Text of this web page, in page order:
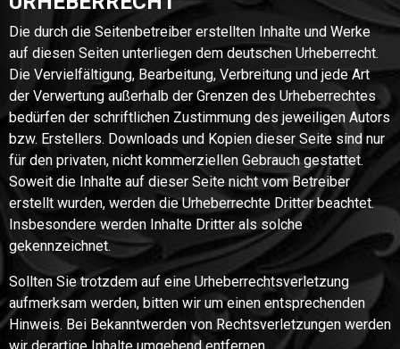
Die durch die Seitenbetreiber erstellten Inhalte und Werke
auf diesen Seiten unterliegen dem deutschen Urheberrecht.
Die Vervielfältigung, Bearbeitung, Verbreitung und jede Art
der Verwertung außerhalb der Grenzen des Urheberrechtes
bedürfen der schriftlichen Zustimmung des jeweiligen Autors
bzw. Erstellers. Downloads und Kopien dieser Seite sind nur
für den privaten, nicht kommerziellen Gebrauch gestattet.
Soweit die Inhalte auf dieser Seite nicht vom Betreiber
erstellt wurden, werden die Urheberrechte Dritter beachtet.
Insbesondere werden Inhalte Dritter als solche
gekennzeichnet.
Sollten Sie trotzdem auf eine Urheberrechtsverletzung
aufmerksam werden, bitten wir um einen entsprechenden
Hinweis. Bei Bekanntwerden von Rechtsverletzungen werden